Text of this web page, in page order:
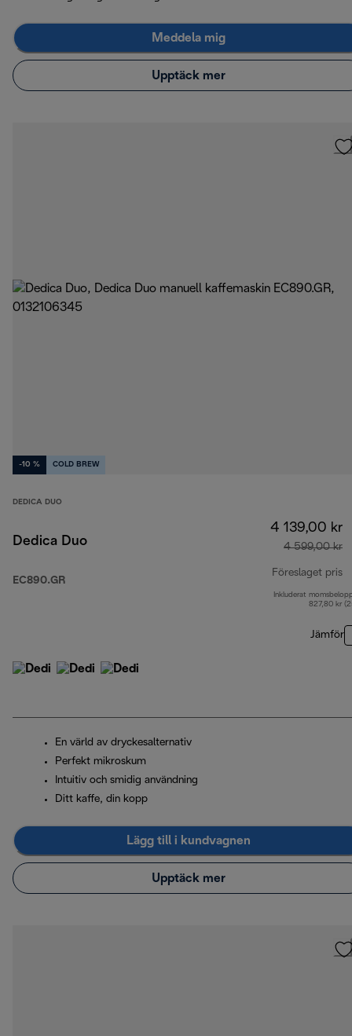
Meddela mig
Upptäck mer
-10 % COLD BREW
DEDICA DUO
Dedica Duo
EC890.GR
4 139,00 kr
4 599,00 kr
Föreslaget pris
Inkluderat
827,80 kr
Jämför
En värld av dryckesalternativ
Perfekt mikroskum
Intuitiv och smidig användning
Ditt kaffe, din kopp
Lägg till i kundvagnen
Upptäck mer